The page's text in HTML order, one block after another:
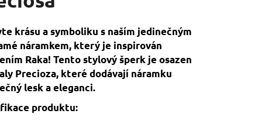
krásu a symboliku s naším jedinečným
náramkem, který je inspirován
Raka! Tento stylový šperk je osazen
Precioza, které dodávají náramku
lesk a eleganci.
produktu: